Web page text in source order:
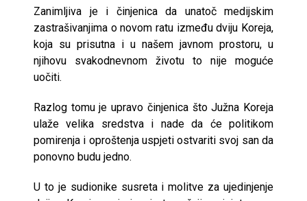
Zanimljiva je i činjenica da unatoč medijskim
zastrašivanjima o novom ratu između dviju Koreja,
koja su prisutna i u našem javnom prostoru, u
njihovu svakodnevnom životu to nije moguće
uočiti.
Razlog tomu je upravo činjenica što Južna Koreja
ulaže velika sredstva i nade da će politikom
pomirenja i oproštenja uspjeti ostvariti svoj san da
ponovno budu jedno.
U to je sudionike susreta i molitve za ujedinjenje